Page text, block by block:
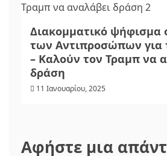
Διακομματικό ψήφισμα
των Αντιπροσώπων για
– Καλούν τον Τραμπ να
δράση
11 Ιανουαρίου, 2025
Αφήστε μια